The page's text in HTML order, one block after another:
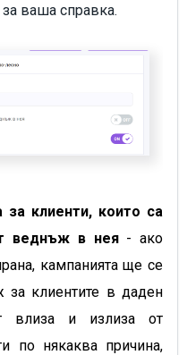
ваша справка.
за клиенти, които са
веднъж в нея- ако
кампанията ще се
за клиентите в даден
влиза и излиза от
по някаква причина,